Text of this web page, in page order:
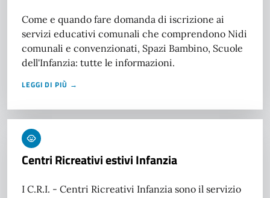
Come e quando fare domanda di iscrizione ai
servizi educativi comunali che comprendono Nidi
comunali e convenzionati, Spazi Bambino, Scuole
dell'Infanzia: tutte le informazioni.
LEGGI DI PIÙ →
Centri Ricreativi estivi Infanzia
I C.R.I. - Centri Ricreativi Infanzia sono il servizio